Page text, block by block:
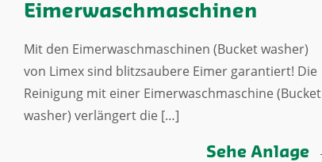
Eimerwaschmaschinen
Mit den Eimerwaschmaschinen (Bucket washer)
von Limex sind blitzsaubere Eimer garantiert! Die
Reinigung mit einer Eimerwaschmaschine (Bucket
washer) verlängert die […]
Sehe Anlage